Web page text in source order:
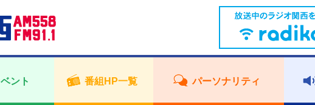
ント 番組HP一覧 パーソナリティ